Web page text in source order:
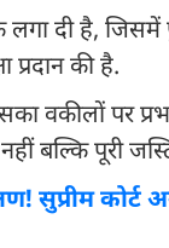
दी है, जिसमें
की है.
वकीलों पर
बल्कि पूरी
सुप्रीम कोर्ट